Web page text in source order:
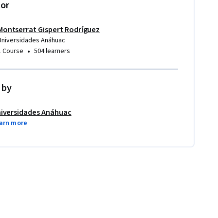
Gispert Rodríguez
Anáhuac
Course • 504 learners
Anáhuac
more